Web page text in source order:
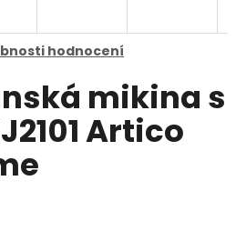
hodnocení
mikina s
Artico